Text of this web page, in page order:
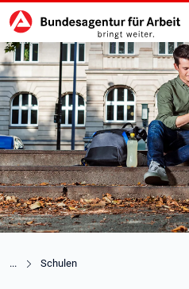
zu den Hauptinhalten springen
Hauptnavigation
Schulen